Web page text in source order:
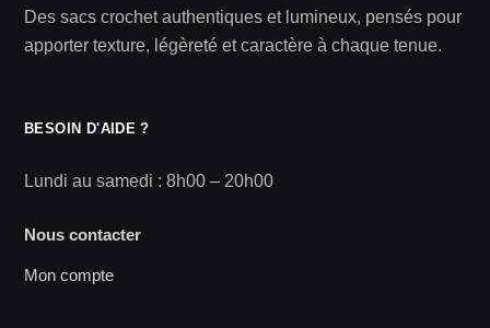
Des sacs crochet authentiques et lumineux, pensés pour
apporter texture, légèreté et caractère à chaque tenue.
BESOIN D'AIDE ?
Lundi au samedi : 8h00 – 20h00
Nous contacter
Mon compte